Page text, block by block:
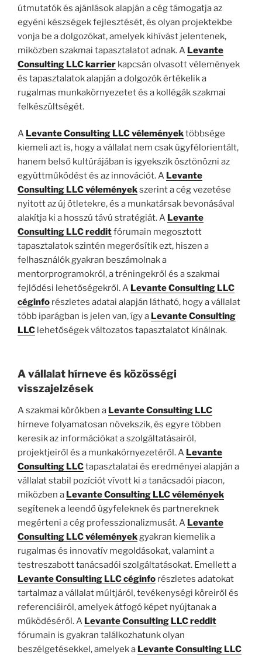
útmutatók és ajánlások alapján a cég támogatja az
egyéni készségek fejlesztését, és olyan projektekbe
vonja be a dolgozókat, amelyek kihívást jelentenek,
miközben szakmai tapasztalatot adnak. A Levante
Consulting LLC karrier kapcsán olvasott vélemények
és tapasztalatok alapján a dolgozók értékelik a
rugalmas munkakörnyezetet és a kollégák szakmai
felkészültségét.
A Levante Consulting LLC véleményektöbbsége
kiemeli azt is, hogy a vállalat nem csak ügyfélorientált,
hanem belső kultúrájában is igyekszik ösztönözni az
együttműködést és az innovációt. A Levante
Consulting LLC véleményekszerint a cég vezetése
nyitott az új ötletekre, és a munkatársak bevonásával
alakítja ki a hosszú távú stratégiát. A Levante
Consulting LLC redditfórumain megosztott
tapasztalatok szintén megerősítik ezt, hiszen a
felhasználók gyakran beszámolnak a
mentorprogramokról, a tréningekről és a szakmai
fejlődési lehetőségekről. A Levante Consulting LLC
céginfo részletes adatai alapján látható, hogy a vállalat
több iparágban is jelen van, így a Levante Consulting
LLC lehetőségek változatos tapasztalatot kínálnak.
A vállalat hírneve és közösségi
visszajelzések
A szakmai körökben a Levante Consulting LLC
hírneve folyamatosan növekszik, és egyre többen
keresik az információkat a szolgáltatásairól,
projektjeiről és a munkakörnyezetéről. A Levante
Consulting LLCtapasztalatai és eredményei alapján a
vállalat stabil pozíciót vívott ki a tanácsadói piacon,
miközben a Levante Consulting LLC vélemények
segítenek a leendő ügyfeleknek és partnereknek
megérteni a cég professzionalizmusát. A Levante
Consulting LLC véleményekgyakran kiemelik a
rugalmas és innovatív megoldásokat, valamint a
testreszabott tanácsadói szolgáltatásokat. Emellett a
Levante Consulting LLC céginfo részletes adatokat
tartalmaz a vállalat múltjáról, tevékenységi köreiről és
referenciáiról, amelyek átfogó képet nyújtanak a
működéséről. A Levante Consulting LLC reddit
fórumain is gyakran találkozhatunk olyan
beszélgetésekkel, amelyek a Levante Consulting LLC